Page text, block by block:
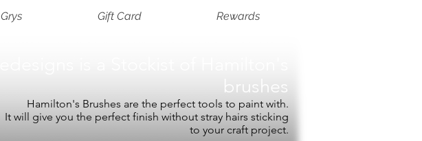
Grys Gift Card Rewards
brushes
Hamilton's Brushes are the perfect tools to paint with.
It will give you the perfect finish without stray hairs sticking
to your craft project.